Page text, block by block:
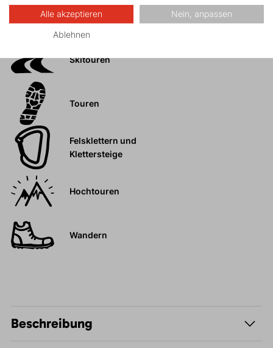
Eisklettern
Skitouren
Touren
Felsklettern und
Klettersteige
Hochtouren
Wandern
Beschreibung
Alle akzeptieren Nein, anpassen
Ablehnen